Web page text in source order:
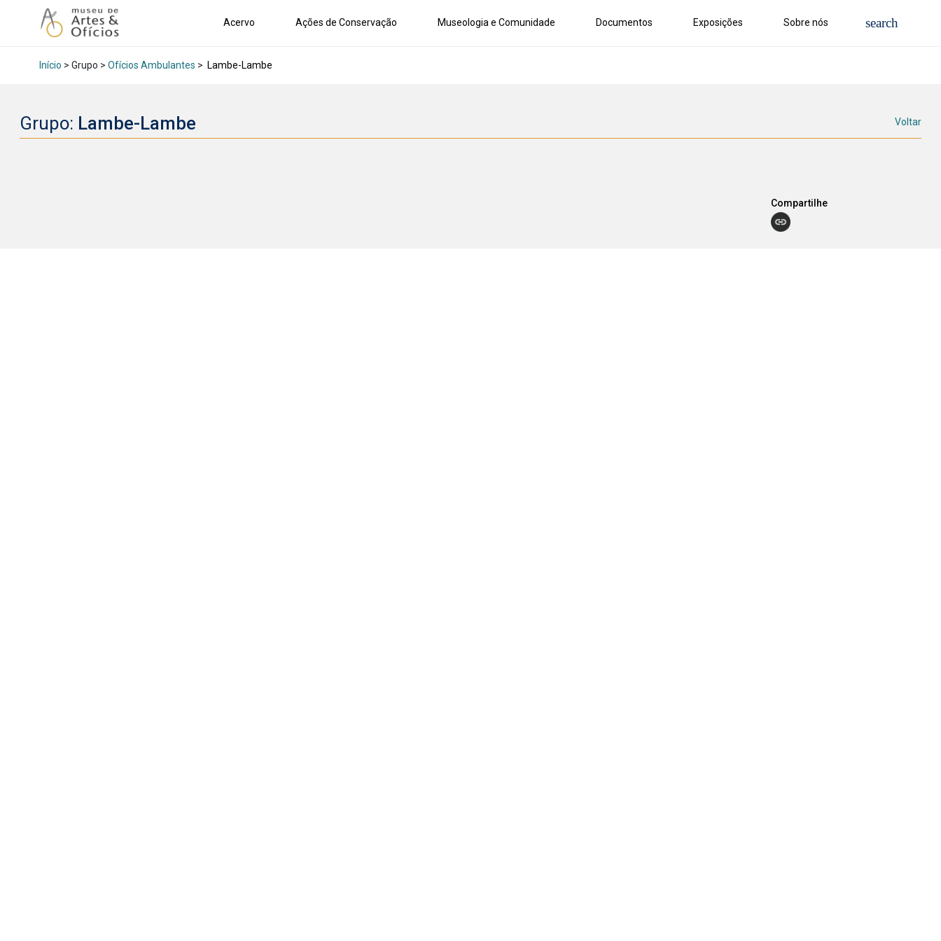
Acervo Ações de Conservação Museologia e Comunidade Documentos Exposições Sobre nós
Início > Grupo > Ofícios Ambulantes > Lambe-Lambe
Grupo: Lambe-Lambe Voltar
Compartilhe